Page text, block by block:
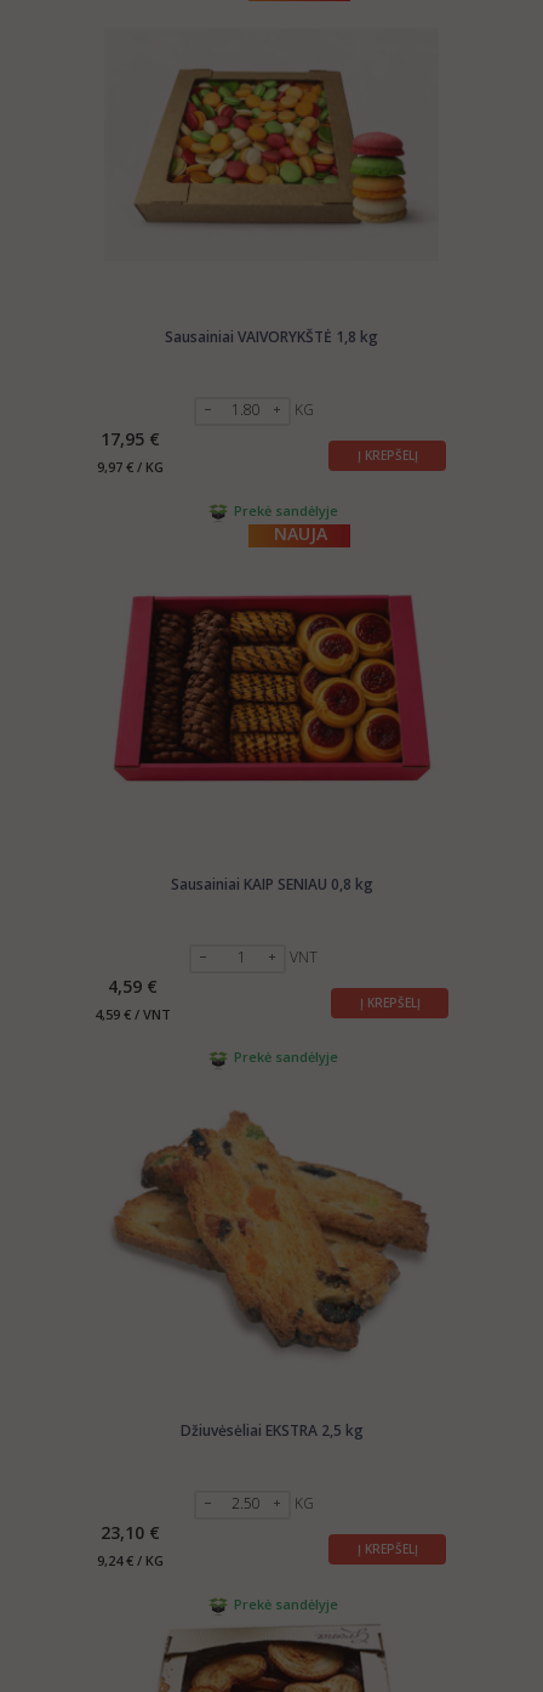
Sausainiai VAIVORYKŠTĖ 1,8 kg
KG
17,95 €
9,97 € / KG
Į KREPŠELĮ
Prekė sandėlyje
NAUJA
Sausainiai KAIP SENIAU 0,8 kg
VNT
4,59 €
4,59 € / VNT
Į KREPŠELĮ
Prekė sandėlyje
Džiuvėsėliai EKSTRA 2,5 kg
KG
23,10 €
9,24 € / KG
Į KREPŠELĮ
Prekė sandėlyje